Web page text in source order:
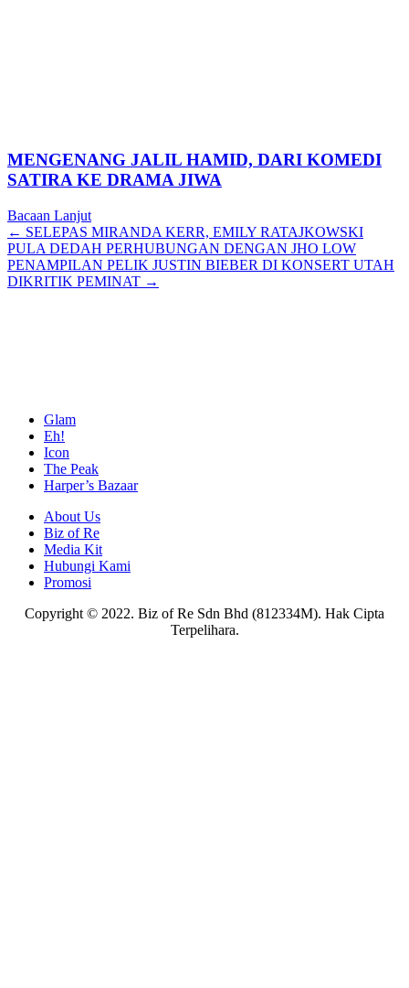
MENGENANG JALIL HAMID, DARI KOMEDI
SATIRA KE DRAMA JIWA
Bacaan Lanjut
Posts
navigation
← SELEPAS MIRANDA KERR, EMILY RATAJKOWSKI
PULA DEDAH PERHUBUNGAN DENGAN JHO LOW
PENAMPILAN PELIK JUSTIN BIEBER DI KONSERT UTAH
DIKRITIK PEMINAT →
Glam
Eh!
Icon
The Peak
Harper’s Bazaar
About Us
Biz of Re
Media Kit
Hubungi Kami
Promosi
Copyright © 2022. Biz of Re Sdn Bhd (812334M). Hak Cipta
Terpelihara.